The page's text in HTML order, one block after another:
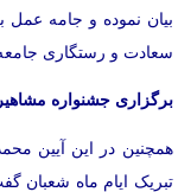
بیان نموده و جامه عمل
سعادت و رستگاری جامعه
برگزاری جشنواره
همچنین در این آیین
تبریک ایام ماه شعبان